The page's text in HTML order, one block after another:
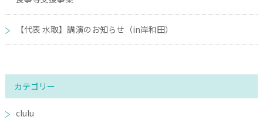
【代表 水取】講演のお知らせ（in岸和田）
カテゴリー
clulu